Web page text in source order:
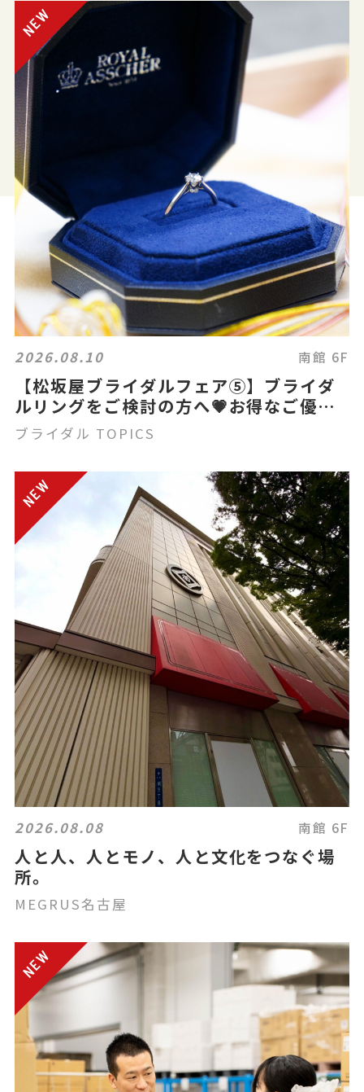
2026.08.10 南館 6F
【松坂屋ブライダルフェア⑤】ブライダ
ルリングをご検討の方へ💗お得なご優待
＆プレゼント
ブライダル TOPICS
2026.08.08 南館 6F
人と人、人とモノ、人と文化をつなぐ場
所。
MEGRUS名古屋